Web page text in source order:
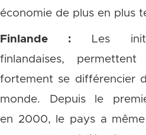
économie de plus en plus
Finlande : Les
finlandaises,
fortement se différencier
monde. Depuis le
en 2000, le pays a